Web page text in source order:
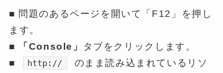
■ 問題のあるページを開いて「F12」を押し
ます。
■
「Console」
タブをクリックします。
■
http://
のまま読み込まれているリソ